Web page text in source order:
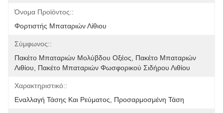
Όνομα Προϊόντος::
Φορτιστής Μπαταριών Λίθιου
Σύμφωνος::
Πακέτο Μπαταριών Μολύβδου Οξέος, Πακέτο Μπαταριών
Λιθίου, Πακέτο Μπαταριών Φωσφορικού Σιδήρου Λιθίου
Χαρακτηριστικό::
Εναλλαγή Τάσης Και Ρεύματος, Προσαρμοσμένη Τάση